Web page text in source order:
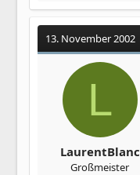
13. November 2002
L
LaurentBlanc
Großmeister